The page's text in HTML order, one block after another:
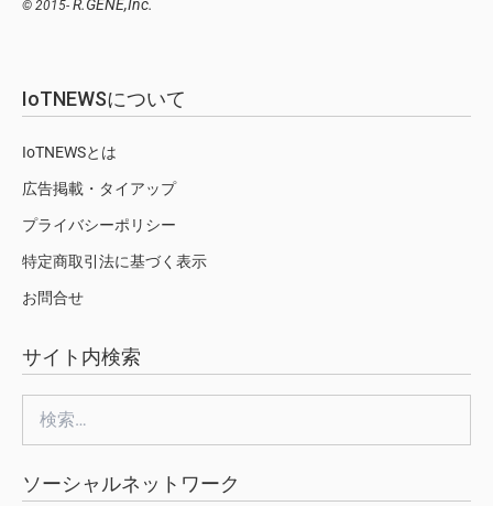
© 2015- R.GENE,Inc.
IoTNEWSについて
IoTNEWSとは
広告掲載・タイアップ
プライバシーポリシー
特定商取引法に基づく表示
お問合せ
サイト内検索
索:
ソーシャルネットワーク